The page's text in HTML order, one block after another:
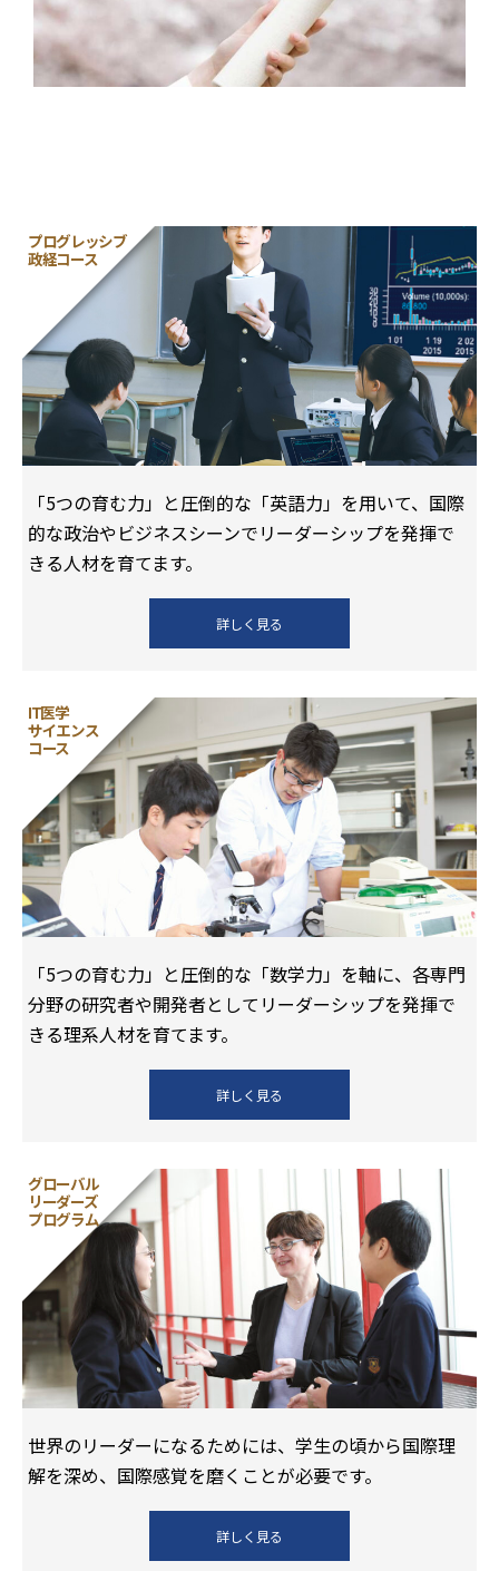
プログレッシブ
政経コース
「5つの育む⼒」と圧倒的な「英語⼒」を⽤いて、国際
的な政治やビジネスシーンでリーダーシップを発揮で
きる⼈材を育てます。
詳しく見る
IT医学
サイエンス
コース
「5つの育む⼒」と圧倒的な「数学⼒」を軸に、各専⾨
分野の研究者や開発者としてリーダーシップを発揮で
きる理系⼈材を育てます。
詳しく見る
グローバル
リーダーズ
プログラム
世界のリーダーになるためには、学⽣の頃から国際理
解を深め、国際感覚を磨くことが必要です。
詳しく見る